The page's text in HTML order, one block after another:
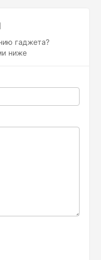
гаджета?
ниже